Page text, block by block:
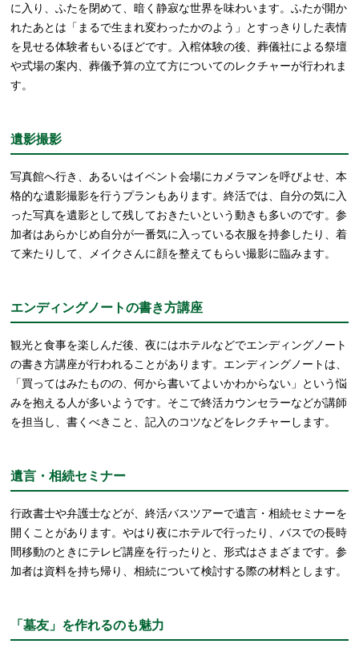
に入り、ふたを閉めて、暗く静寂な世界を味わいます。ふたが開か
れたあとは「まるで生まれ変わったかのよう」とすっきりした表情
を見せる体験者もいるほどです。入棺体験の後、葬儀社による祭壇
や式場の案内、葬儀予算の立て方についてのレクチャーが行われま
す。
遺影撮影
写真館へ行き、あるいはイベント会場にカメラマンを呼びよせ、本
格的な遺影撮影を行うプランもあります。終活では、自分の気に入
った写真を遺影として残しておきたいという動きも多いのです。参
加者はあらかじめ自分が一番気に入っている衣服を持参したり、着
て来たりして、メイクさんに顔を整えてもらい撮影に臨みます。
エンディングノートの書き方講座
観光と食事を楽しんだ後、夜にはホテルなどでエンディングノート
の書き方講座が行われることがあります。エンディングノートは、
「買ってはみたものの、何から書いてよいかわからない」という悩
みを抱える人が多いようです。そこで終活カウンセラーなどが講師
を担当し、書くべきこと、記入のコツなどをレクチャーします。
遺言・相続セミナー
行政書士や弁護士などが、終活バスツアーで遺言・相続セミナーを
開くことがあります。やはり夜にホテルで行ったり、バスでの長時
間移動のときにテレビ講座を行ったりと、形式はさまざまです。参
加者は資料を持ち帰り、相続について検討する際の材料とします。
「墓友」を作れるのも魅力